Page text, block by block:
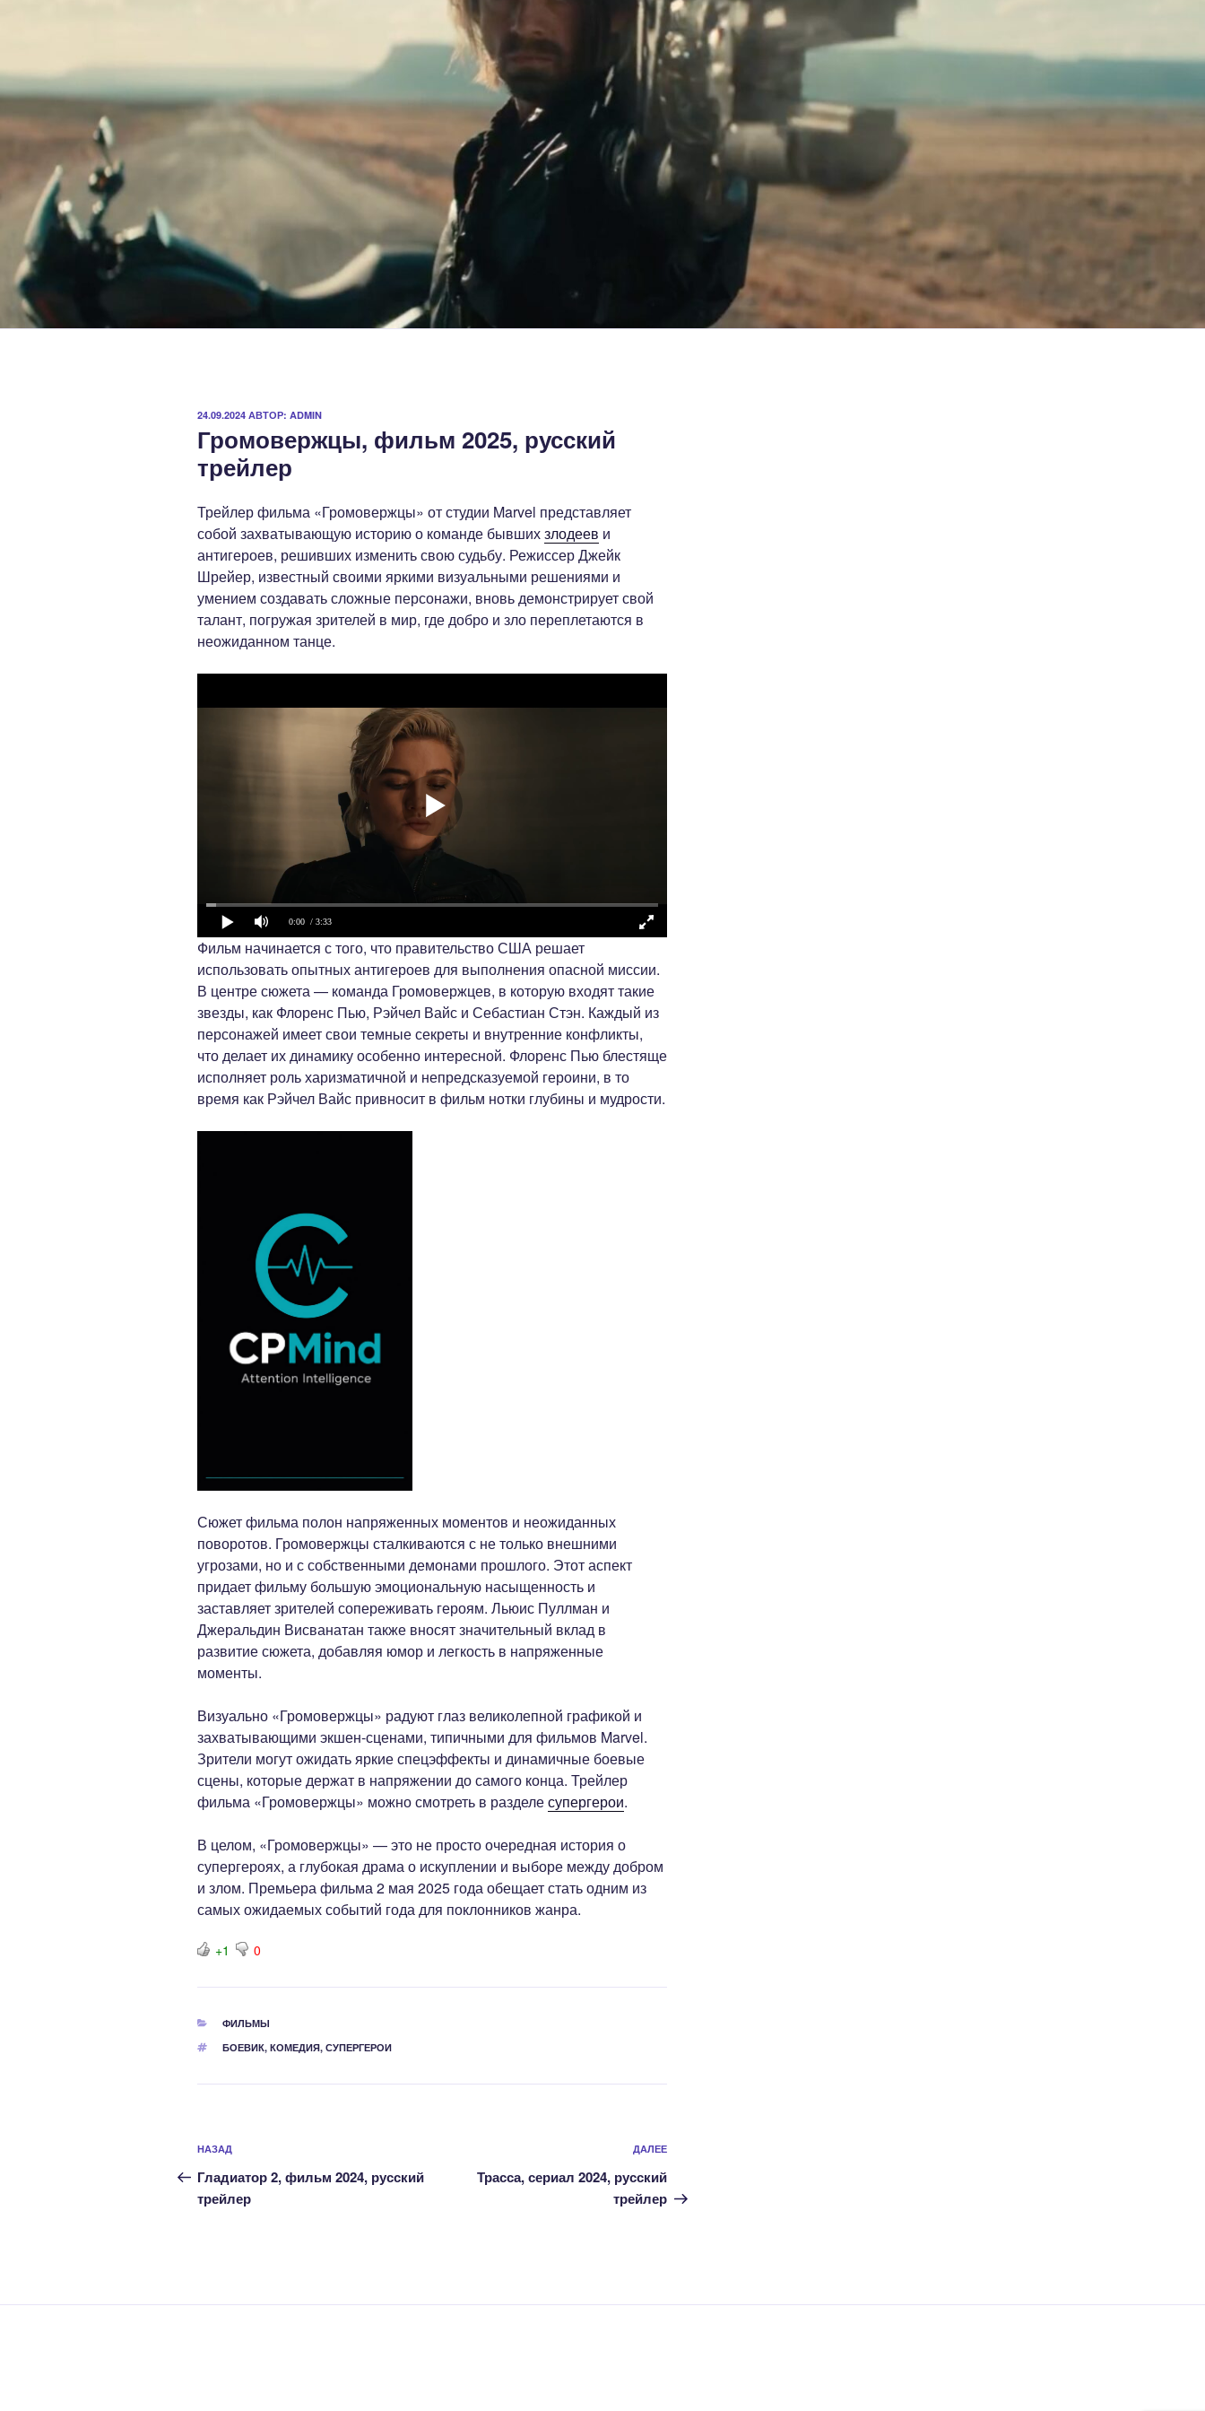
ОПУБЛИКОВАНО
24.09.2024 АВТОР: ADMIN
Громовержцы, фильм 2025, русский
трейлер
Трейлер фильма «Громовержцы» от студии Marvel представляет
собой захватывающую историю о команде бывшихзлодеев и
антигероев, решивших изменить свою судьбу. Режиссер Джейк
Шрейер, известный своими яркими визуальными решениями и
умением создавать сложные персонажи, вновь демонстрирует свой
талант, погружая зрителей в мир, где добро и зло переплетаются в
неожиданном танце.
0:00 / 3:33
Фильм начинается с того, что правительство США решает
использовать опытных антигероев для выполнения опасной миссии.
В центре сюжета — команда Громовержцев, в которую входят такие
звезды, как Флоренс Пью, Рэйчел Вайс и Себастиан Стэн. Каждый из
персонажей имеет свои темные секреты и внутренние конфликты,
что делает их динамику особенно интересной. Флоренс Пью блестяще
исполняет роль харизматичной и непредсказуемой героини, в то
время как Рэйчел Вайс привносит в фильм нотки глубины и мудрости.
Сюжет фильма полон напряженных моментов и неожиданных
поворотов. Громовержцы сталкиваются с не только внешними
угрозами, но и с собственными демонами прошлого. Этот аспект
придает фильму большую эмоциональную насыщенность и
заставляет зрителей сопереживать героям. Льюис Пуллман и
Джеральдин Висванатан также вносят значительный вклад в
развитие сюжета, добавляя юмор и легкость в напряженные
моменты.
Визуально «Громовержцы» радуют глаз великолепной графикой и
захватывающими экшен-сценами, типичными для фильмов Marvel.
Зрители могут ожидать яркие спецэффекты и динамичные боевые
сцены, которые держат в напряжении до самого конца. Трейлер
фильма «Громовержцы» можно смотреть в разделесупергерои.
В целом, «Громовержцы» — это не просто очередная история о
супергероях, а глубокая драма о искуплении и выборе между добром
и злом. Премьера фильма 2 мая 2025 года обещает стать одним из
самых ожидаемых событий года для поклонников жанра.
+1 0
РУБРИКИ
ФИЛЬМЫ
МЕТКИ
БОЕВИК, КОМЕДИЯ, СУПЕРГЕРОИ
Навигация
по
записям
Предыдущая
запись:
НАЗАД
Гладиатор 2, фильм 2024, русский
трейлер
Следующая
запись
ДАЛЕЕ
Трасса, сериал 2024, русский
трейлер